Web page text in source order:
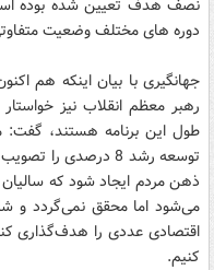
نصف هدف تعیین شده بوده
دوره های مختلف وضعیت
جهانگیری با بیان اینکه هم
طول این برنامه هستند،
توسعه رشد 8 درصدی
می‌شود اما محقق نمی‌گردد و
اقتصادی عددی را هدف‌گذاری
کنیم.